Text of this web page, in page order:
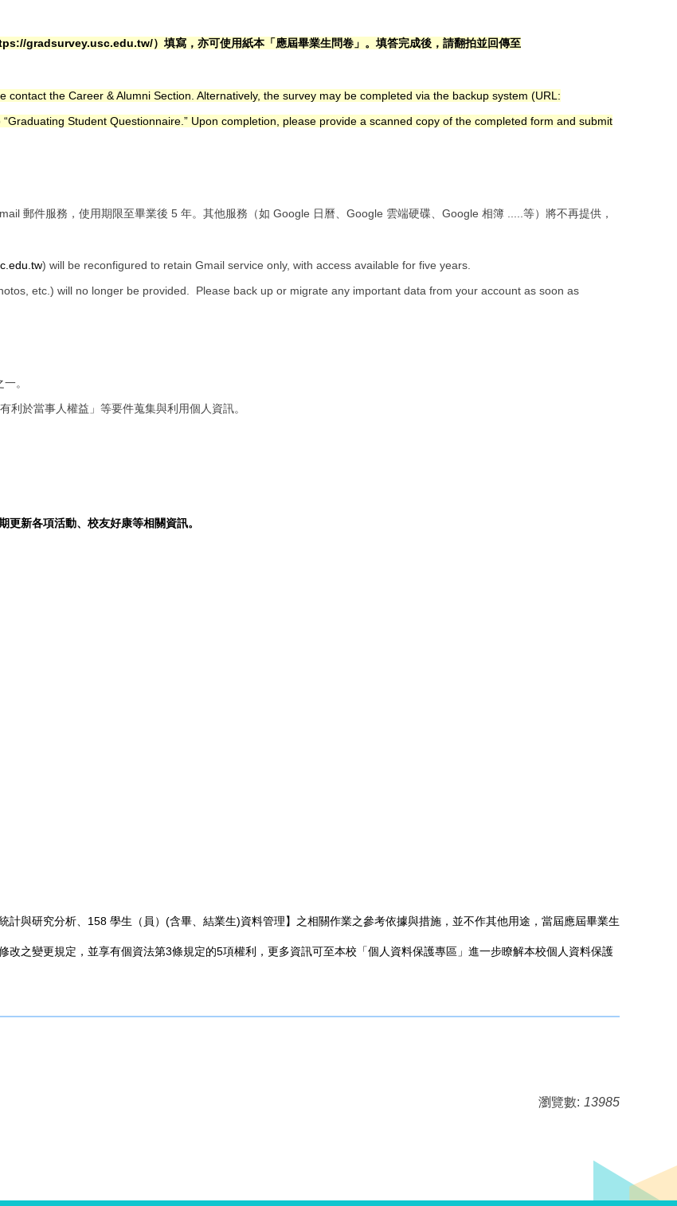
gradsurvey.usc.edu.tw/） 填寫，亦可使用紙本「應屆畢業生問卷」。填答完成後，請翻拍並回傳至
the Career & Alumni Section. Alternatively, the survey may be completed via the backup system (URL:
Student Questionnaire.” Upon completion, please provide a scanned copy of the completed form and submit
郵件服務，使用期限至畢業後 5 年。其他服務（如 Google 日曆、Google 雲端硬碟、Google 相簿 .....等）將不再提供，
) will be reconfigured to retain Gmail service only, with access available for five years.
etc.) will no longer be provided. Please back up or migrate any important data from your account as soon as
。
於當事人權益」等要件蒐集與利用個人資訊。
新各項活動、校友好康等相關資訊。
與研究分析、158 學生（員）(含畢、結業生)資料管理】之相關作業之參考依據與措施，並不作其他用途，當屆應屆畢業生
改之變更規定，並享有個資法第3條規定的5項權利 ，更多資訊可至本校「個人資料保護專區 」進一步瞭解本校個人資料保護
瀏覽數: 13985